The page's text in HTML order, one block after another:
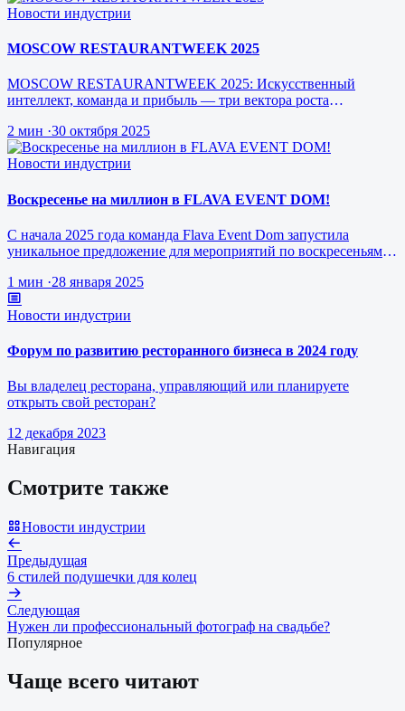
Новости индустрии
MOSCOW RESTAURANTWEEK 2025
MOSCOW RESTAURANTWEEK 2025: Искусственный
интеллект, команда и прибыль — три вектора роста
2 мин ·30 октября 2025
Новости индустрии
Воскресенье на миллион в FLAVA EVENT DOM!
С начала 2025 года команда Flava Event Dom запустила
уникальное предложение для мероприятий по воскресеньям за
1 мин ·28 января 2025
Новости индустрии
Форум по развитию ресторанного бизнеса в 2024 году
Вы владелец ресторана, управляющий или планируете
открыть свой ресторан?
12 декабря 2023
Навигация
Смотрите также
Новости индустрии
Предыдущая
6 стилей подушечки для колец
Следующая
Нужен ли профессиональный фотограф на свадьбе?
Популярное
Чаще всего читают